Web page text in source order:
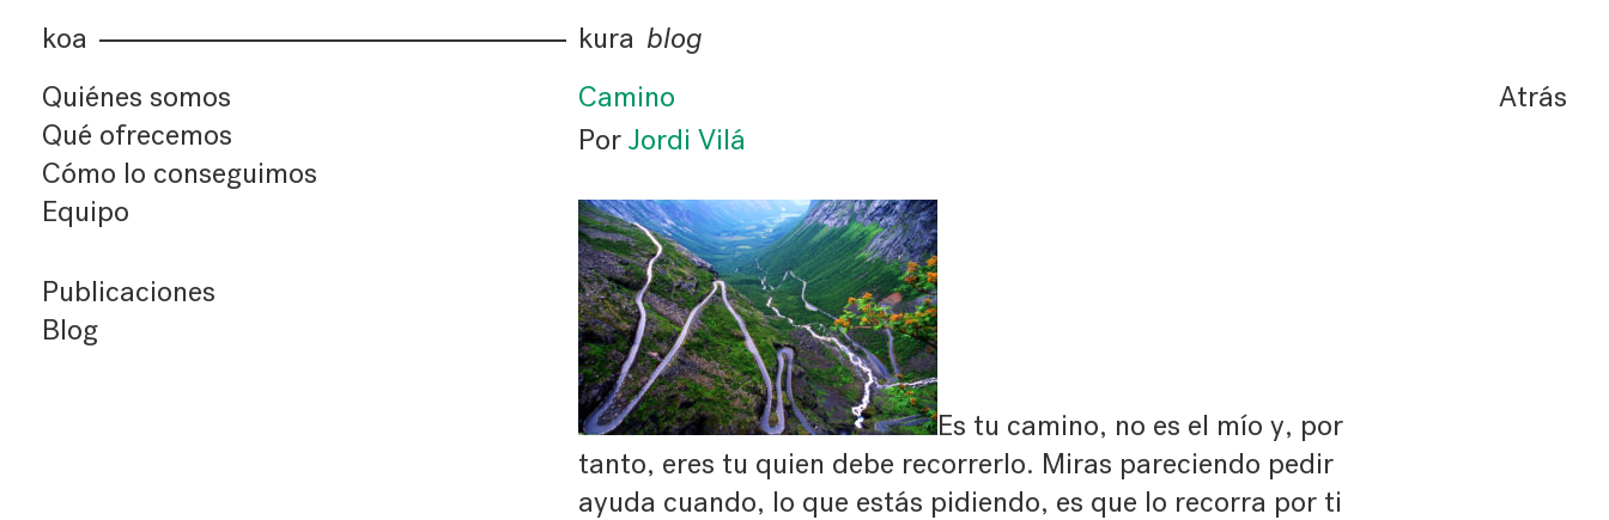
koa kura blog
Quiénes somos
Qué ofrecemos
Cómo lo conseguimos
Equipo
Publicaciones
Blog
Camino
Atrás
Por Jordi Vilá
Es tu camino, no es el mío y, por
tanto, eres tu quien debe recorrerlo. Miras pareciendo pedir
ayuda cuando, lo que estás pidiendo, es que lo recorra por ti